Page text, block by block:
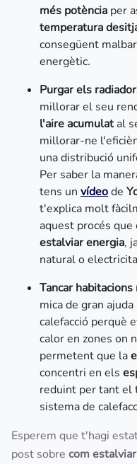
més potència per
temperatura
consegüent
energètic.
Purgar els
millorar el seu
l'aire acumulatal
millorar-ne
una distribució
Per saber la
tens un vídeode
t'explica molt
aquest procés
estalviar energia,
natural o
Tancar
mica de gran
calefacció perquè
calor en zones on
permetent que la
concentri en els
reduint per tant el
sistema de
Esperem que t'hagi
post sobre com